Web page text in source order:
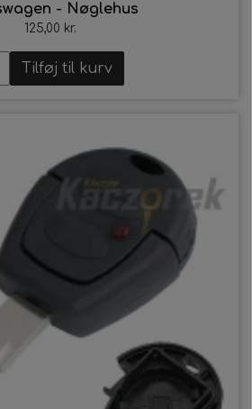
- Nøglehus
125,00 kr.
Tilføj til kurv